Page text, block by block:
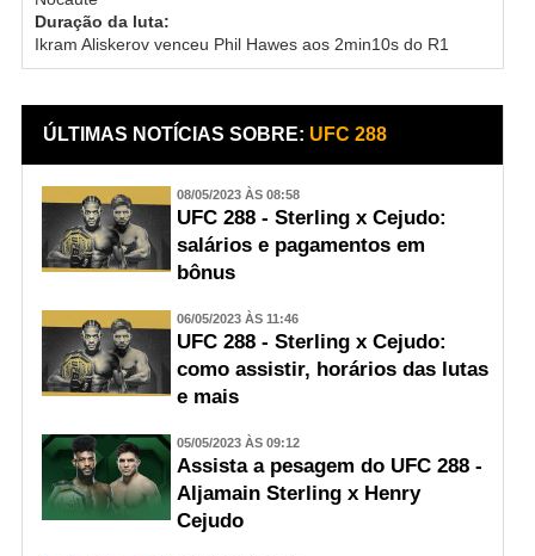
Duração da luta:
Ikram Aliskerov venceu Phil Hawes aos 2min10s do R1
ÚLTIMAS NOTÍCIAS SOBRE: UFC 288
08/05/2023 ÀS 08:58
UFC 288 - Sterling x Cejudo:
salários e pagamentos em
bônus
06/05/2023 ÀS 11:46
UFC 288 - Sterling x Cejudo:
como assistir, horários das lutas
e mais
05/05/2023 ÀS 09:12
Assista a pesagem do UFC 288 -
Aljamain Sterling x Henry
Cejudo